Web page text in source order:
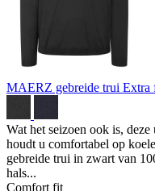
MAERZ gebreide trui Extra
Wat het seizoen ook is,
houdt u comfortabel op
gebreide trui in zwart van
hals...
Comfort fit